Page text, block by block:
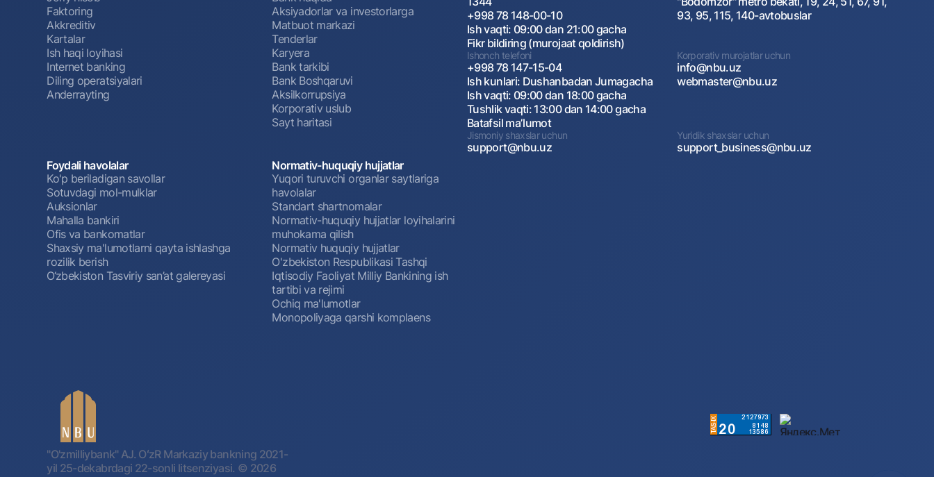
Faktoring
Akkreditiv
Kartalar
Ish haqi loyihasi
Internet banking
Diling operatsiyalari
Anderrayting
Aksiyadorlar va investorlarga
Matbuot markazi
Tenderlar
Karyera
Bank tarkibi
Bank Boshqaruvi
Aksilkorrupsiya
Korporativ uslub
Sayt haritasi
Foydali havolalar
Ko'p beriladigan savollar
Sotuvdagi mol-mulklar
Auksionlar
Mahalla bankiri
Ofis va bankomatlar
Shaxsiy ma'lumotlarni qayta ishlashga
rozilik berish
O‘zbekiston Tasviriy san’at galereyasi
Normativ-huquqiy hujjatlar
Yuqori turuvchi organlar saytlariga
havolalar
Standart shartnomalar
Normativ-huquqiy hujjatlar loyihalarini
muhokama qilish
Normativ huquqiy hujjatlar
O'zbekiston Respublikasi Tashqi
Iqtisodiy Faoliyat Milliy Bankining ish
tartibi va rejimi
Ochiq ma'lumotlar
Monopoliyaga qarshi komplaens
+998 78 148-00-10
Ish vaqti: 09:00 dan 21:00 gacha
Fikr bildiring (murojaat qoldirish)
93, 95, 115, 140-avtobuslar
Ishonch telefoni
+998 78 147-15-04
Ish kunlari: Dushanbadan Jumagacha
Ish vaqti: 09:00 dan 18:00 gacha
Tushlik vaqti: 13:00 dan 14:00 gacha
Batafsil maʼlumot
Korporativ murojatlar uchun
info@nbu.uz
webmaster@nbu.uz
Jismoniy shaxslar uchun
support@nbu.uz
Yuridik shaxslar uchun
support_business@nbu.uz
"O'zmilliybank" AJ. OʻzR Markaziy bankning 2021-
yil 25-dekabrdagi 22-sonli litsenziyasi. © 2026